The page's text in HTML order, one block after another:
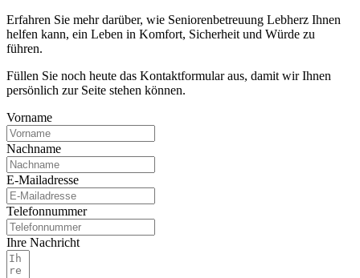
Erfahren Sie mehr darüber, wie Seniorenbetreuung Lebherz Ihnen
helfen kann, ein Leben in Komfort, Sicherheit und Würde zu
führen.
Füllen Sie noch heute das Kontaktformular aus, damit wir Ihnen
persönlich zur Seite stehen können.
Vorname
Nachname
E-Mailadresse
Telefonnummer
Ihre Nachricht